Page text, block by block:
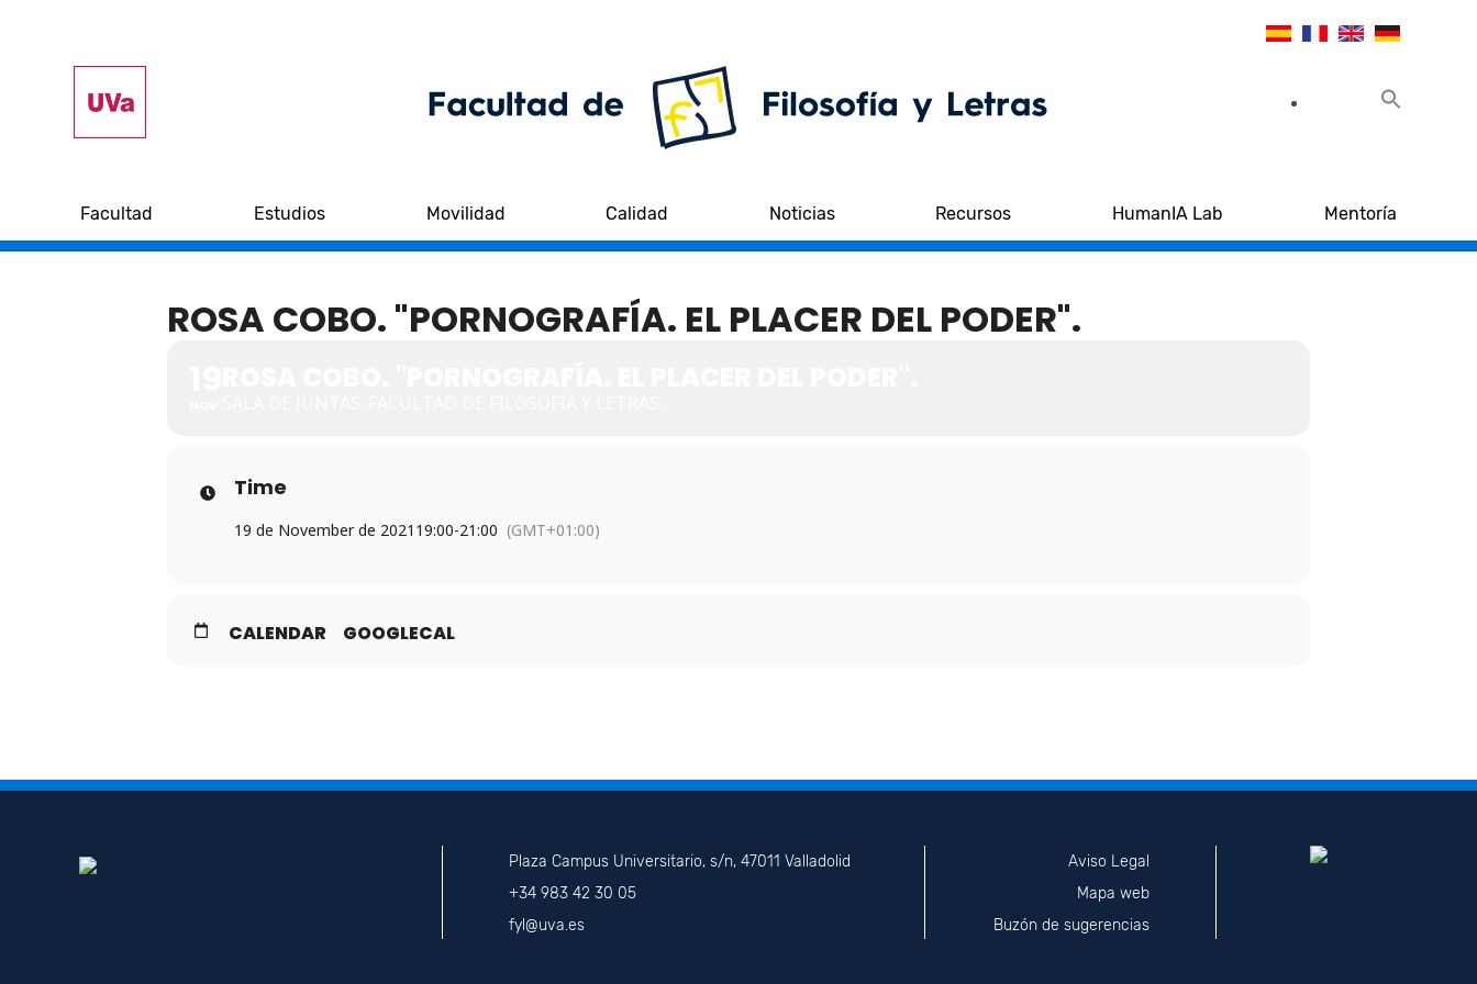
Facultad Estudios Movilidad Calidad Noticias Recursos HumanIA Lab Mentoría
ROSA COBO. "PORNOGRAFÍA. EL PLACER DEL PODER".
Time
19 de November de 2021 19:00-21:00 (GMT+01:00)
CALENDAR GOOGLECAL
Plaza Campus Universitario, s/n, 47011 Valladolid
+34 983 42 30 05
fyl@uva.es
Aviso Legal
Mapa web
Buzón de sugerencias